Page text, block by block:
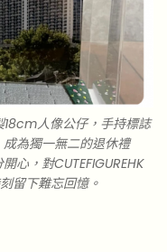
18cm人像公仔，手持標誌
為獨一無二的退休禮
心，對CUTEFIGUREHK
留下難忘回憶。